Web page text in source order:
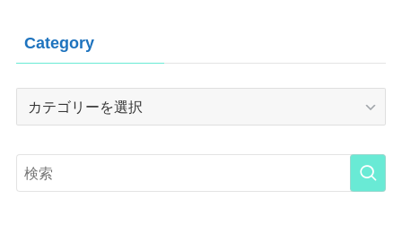
Category
Category